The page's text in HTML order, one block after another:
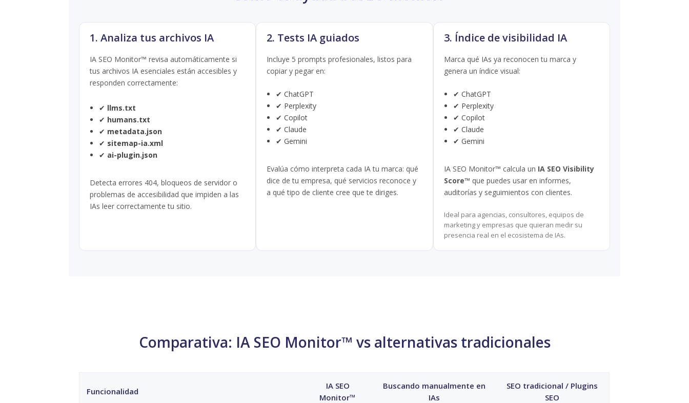
1. Analiza tus archivos IA
IA SEO Monitor™ revisa automáticamente si
tus archivos IA esenciales están accesibles y
responden correctamente:
✔ llms.txt
✔ humans.txt
✔ metadata.json
✔ sitemap-ia.xml
✔ ai-plugin.json
Detecta errores 404, bloqueos de servidor o
problemas de accesibilidad que impiden a las
IAs leer correctamente tu sitio.
2. Tests IA guiados
Incluye 5 prompts profesionales, listos para
copiar y pegar en:
✔ ChatGPT
✔ Perplexity
✔ Copilot
✔ Claude
✔ Gemini
Evalúa cómo interpreta cada IA tu marca: qué
dice de tu empresa, qué servicios reconoce y
a qué tipo de cliente cree que te diriges.
3. Índice de visibilidad IA
Marca qué IAs ya reconocen tu marca y
genera un índice visual:
✔ ChatGPT
✔ Perplexity
✔ Copilot
✔ Claude
✔ Gemini
IA SEO Monitor™ calcula un IA SEO Visibility
Score™ que puedes usar en informes,
auditorías y seguimientos con clientes.
Ideal para agencias, consultores, equipos de
marketing y empresas que quieran medir su
presencia real en el ecosistema de IAs.
Comparativa: IA SEO Monitor™ vs alternativas tradicionales
Funcionalidad
IA SEO
Monitor™
Buscando manualmente en
IAs
SEO tradicional / Plugins
SEO